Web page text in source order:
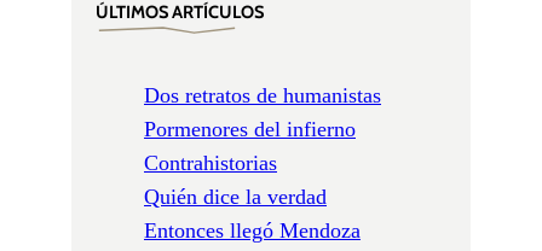
ÚLTIMOS ARTÍCULOS
Dos retratos de humanistas
Pormenores del infierno
Contrahistorias
Quién dice la verdad
Entonces llegó Mendoza